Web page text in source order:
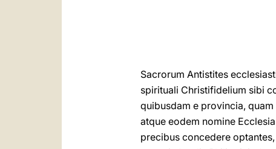
Sacrorum Antistites
spirituali Christifidelium sibi
quibusdam e provincia,
atque eodem nomine
precibus concedere